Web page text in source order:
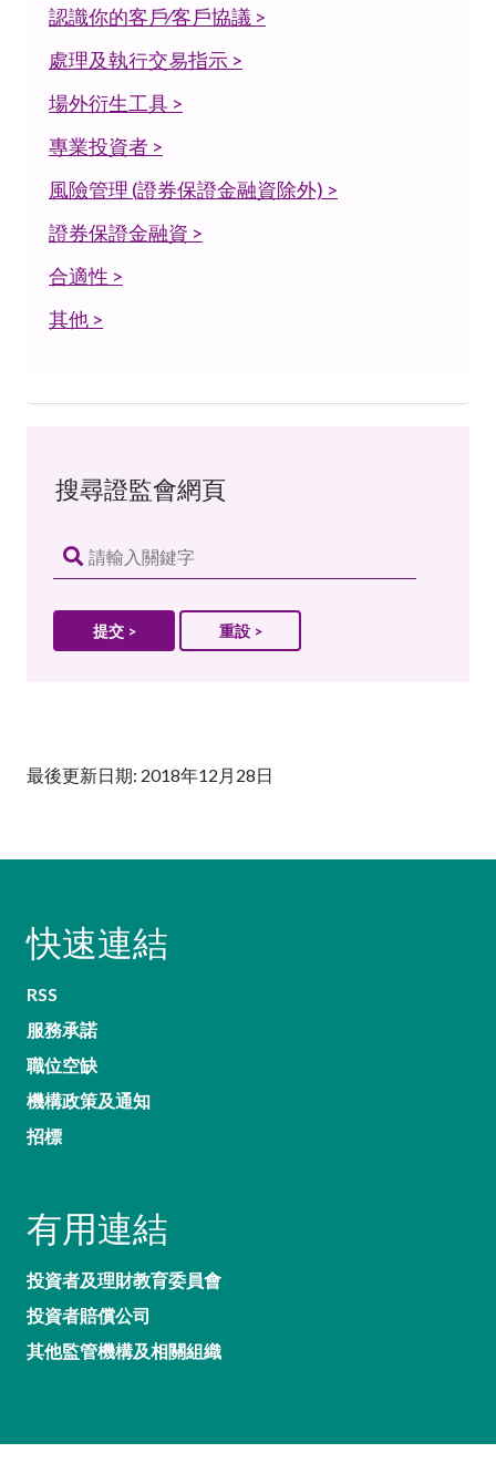
認識你的客戶∕客戶協議 >
處理及執行交易指示 >
場外衍生工具 >
專業投資者 >
風險管理 (證券保證金融資除外) >
證券保證金融資 >
合適性 >
其他 >
搜尋證監會網頁
重設 >
最後更新日期: 2018年12月28日
快速連結
RSS
服務承諾
職位空缺
機構政策及通知
招標
有用連結
投資者及理財教育委員會
投資者賠償公司
其他監管機構及相關組織